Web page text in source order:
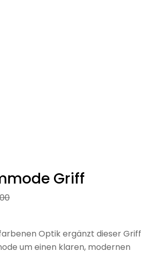
Griff
Optik ergänzt dieser Griff
um einen klaren, modernen